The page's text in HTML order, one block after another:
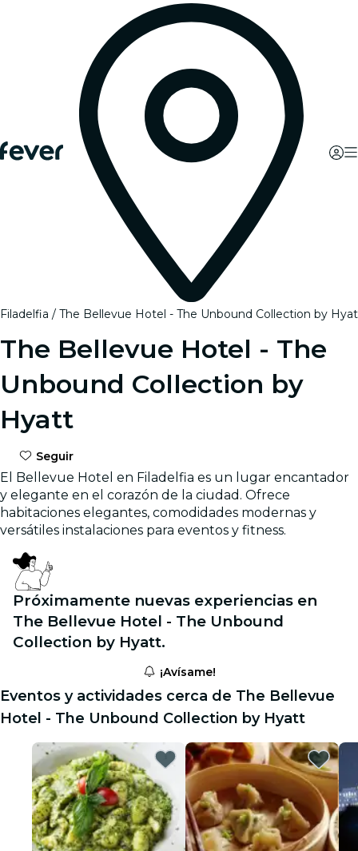
Filadelfia The Bellevue Hotel - The Unbound Collection by
The Bellevue Hotel - The
Unbound Collection by
Hyatt
Seguir
El Bellevue Hotel en Filadelfia es un lugar encantador
y elegante en el corazón de la ciudad. Ofrece
habitaciones elegantes, comodidades modernas y
versátiles instalaciones para eventos y fitness.
Próximamente nuevas experiencias en
The Bellevue Hotel - The Unbound
Collection by Hyatt.
¡Avísame!
Eventos y actividades cerca de The Bellevue
Hotel - The Unbound Collection by Hyatt